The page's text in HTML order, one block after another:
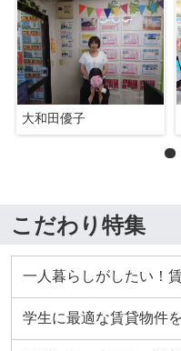
大和田優子
こだわり特集
一人暮らしがしたい！
学生に最適な賃貸物件